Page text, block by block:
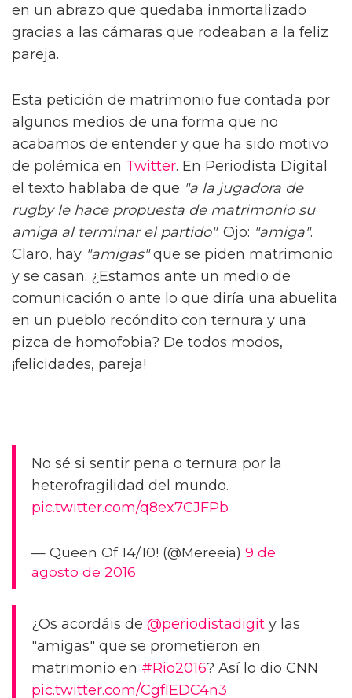
en un abrazo que quedaba inmortalizado
gracias a las cámaras que rodeaban a la feliz
pareja.
Esta petición de matrimonio fue contada por
algunos medios de una forma que no
acabamos de entender y que ha sido motivo
de polémica en Twitter. En Periodista Digital
el texto hablaba de que "a la jugadora de
rugby le hace propuesta de matrimonio su
amiga al terminar el partido". Ojo: "amiga".
Claro, hay "amigas"que se piden matrimonio
y se casan. ¿Estamos ante un medio de
comunicación o ante lo que diría una abuelita
en un pueblo recóndito con ternura y una
pizca de homofobia? De todos modos,
¡felicidades, pareja!
No sé si sentir pena o ternura por la
heterofragilidad del mundo.
pic.twitter.com/q8ex7CJFPb
— Queen Of 14/10! (@Mereeia) 9 de
agosto de 2016
¿Os acordáis de @periodistadigit y las
"amigas" que se prometieron en
matrimonio en #Rio2016? Así lo dio CNN
pic.twitter.com/CgfIEDC4n3